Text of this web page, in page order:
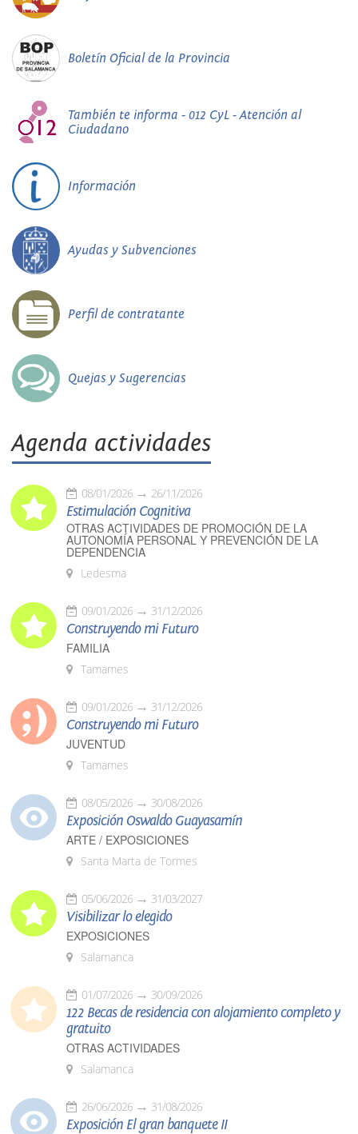
Boletín Oficial de la Provincia
También te informa - 012 CyL - Atención al
Ciudadano
Información
Ayudas y Subvenciones
Perfil de contratante
Quejas y Sugerencias
Agenda actividades
08/01/2026 26/11/2026
Estimulación Cognitiva
OTRAS ACTIVIDADES DE PROMOCIÓN DE LA
AUTONOMÍA PERSONAL Y PREVENCIÓN DE LA
DEPENDENCIA
Ledesma
09/01/2026 31/12/2026
Construyendo mi Futuro
FAMILIA
Tamames
09/01/2026 31/12/2026
Construyendo mi Futuro
JUVENTUD
Tamames
08/05/2026 30/08/2026
Exposición Oswaldo Guayasamín
ARTE / EXPOSICIONES
Santa Marta de Tormes
05/06/2026 31/03/2027
Visibilizar lo elegido
EXPOSICIONES
Salamanca
01/07/2026 30/09/2026
122 Becas de residencia con alojamiento completo y
gratuito
OTRAS ACTIVIDADES
Salamanca
26/06/2026 31/08/2026
Exposición El gran banquete II